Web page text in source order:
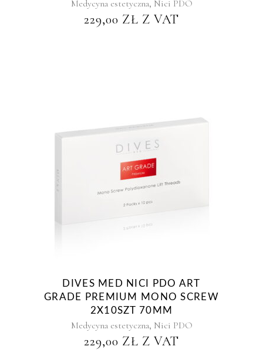
Medycyna estetyczna, Nici PDO
229,00 ZŁ Z VAT
DIVES MED NICI PDO ART
GRADE PREMIUM MONO SCREW
2X10SZT 70MM
Medycyna estetyczna, Nici PDO
229,00 ZŁ Z VAT